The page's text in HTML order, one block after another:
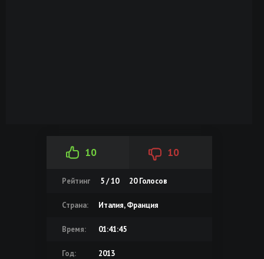
10 10
Рейтинг 5 / 10 20Голосов
Страна: Италия, Франция
Время: 01:41:45
Год: 2013